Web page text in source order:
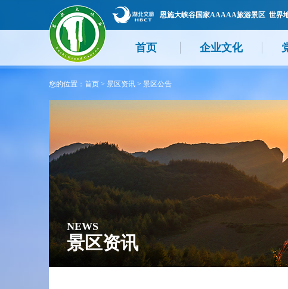
恩施大峡谷国家AAAAA旅游景区 世界
首页 企业文化
您的位置： 首页 > 景区资讯 > 景区公告
NEWS
景区资讯